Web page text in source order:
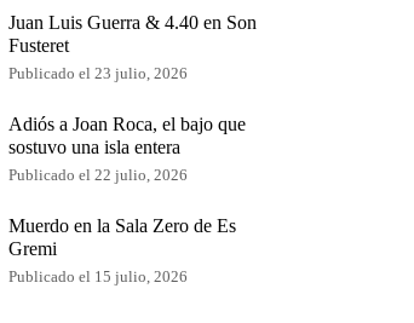
Juan Luis Guerra & 4.40 en Son
Fusteret
Publicado el 23 julio, 2026
Adiós a Joan Roca, el bajo que
sostuvo una isla entera
Publicado el 22 julio, 2026
Muerdo en la Sala Zero de Es
Gremi
Publicado el 15 julio, 2026